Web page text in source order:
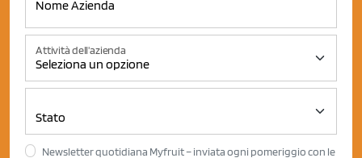
Attività dell'azienda
Newsletter quotidiana Myfruit – inviata ogni pomeriggio con le